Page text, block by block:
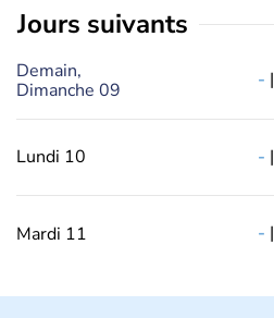
jours suivants
Demain,
Dimanche 09
- |
Lundi 10 - |
Mardi 11 - |